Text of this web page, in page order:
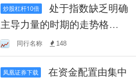
炒股杠杆10倍
处于指数缺乏明确
主导力量的时期的走势格局
下，资金规模较小的灵
同行名称 148
凤凰证券下载
在资金配置由集中